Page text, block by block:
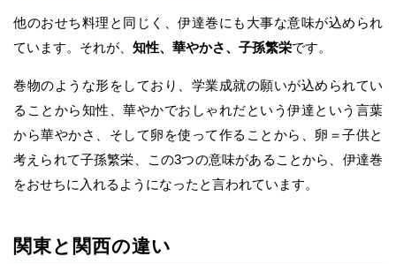
他のおせち料理と同じく、伊達巻にも大事な意味が込められ
ています。それが、 知性、華やかさ、子孫繁栄です。
巻物のような形をしており、学業成就の願いが込められてい
ることから知性、華やかでおしゃれだという伊達という言葉
から華やかさ、そして卵を使って作ることから、卵＝子供と
考えられて子孫繁栄、この3つの意味があることから、伊達巻
をおせちに入れるようになったと言われています。
関東と関西の違い